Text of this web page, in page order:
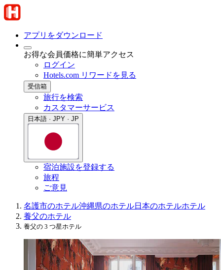
アプリをダウンロード
お得な会員価格に簡単アクセス
ログイン
Hotels.com リワードを見る
受信箱
旅行を検索
カスタマーサービス
日本語 · JPY · JP
宿泊施設を登録する
旅程
ご意見
名護市のホテル沖縄県のホテル日本のホテルホテル
養父のホテル
養父の 3 つ星ホテル